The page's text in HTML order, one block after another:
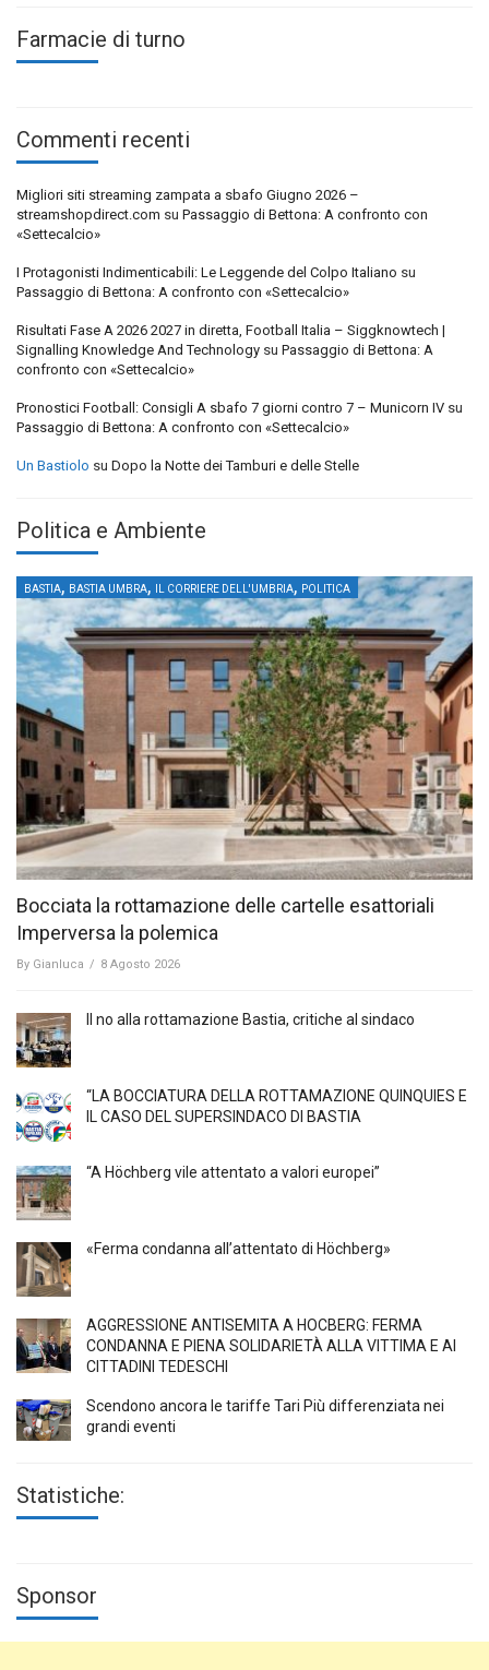
Farmacie di turno
Commenti recenti
Migliori siti streaming zampata a sbafo Giugno 2026 –
streamshopdirect.com su Passaggio di Bettona: A confronto con
«Settecalcio»
I Protagonisti Indimenticabili: Le Leggende del Colpo Italiano su
Passaggio di Bettona: A confronto con «Settecalcio»
Risultati Fase A 2026 2027 in diretta, Football Italia – Siggknowtech |
Signalling Knowledge And Technology su Passaggio di Bettona: A
confronto con «Settecalcio»
Pronostici Football: Consigli A sbafo 7 giorni contro 7 – Municorn IV su
Passaggio di Bettona: A confronto con «Settecalcio»
Un Bastiolo su Dopo la Notte dei Tamburi e delle Stelle
Politica e Ambiente
BASTIA, BASTIA UMBRA, IL CORRIERE DELL'UMBRIA, POLITICA
Bocciata la rottamazione delle cartelle esattoriali
Imperversa la polemica
By Gianluca / 8 Agosto 2026
Il no alla rottamazione Bastia, critiche al sindaco
“LA BOCCIATURA DELLA ROTTAMAZIONE QUINQUIES E
IL CASO DEL SUPERSINDACO DI BASTIA
“A Höchberg vile attentato a valori europei”
«Ferma condanna all’attentato di Höchberg»
AGGRESSIONE ANTISEMITA A HÖCBERG: FERMA
CONDANNA E PIENA SOLIDARIETÀ ALLA VITTIMA E AI
CITTADINI TEDESCHI
Scendono ancora le tariffe Tari Più differenziata nei
grandi eventi
Statistiche:
Sponsor